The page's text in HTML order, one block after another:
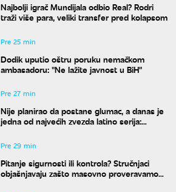
Najbolji igrač Mundijala odbio Real? Rodri
traži više para, veliki transfer pred kolapsom
Pre 25 min
Dodik uputio oštru poruku nemačkom
ambasadoru: "Ne lažite javnost u BiH"
Pre 27 min
Nije planirao da postane glumac, a danas je
jedna od najvećih zvezda latino serija:
Pre 29 min
Pitanje sigurnosti ili kontrola? Stručnjaci
objašnjavaju zašto masovno proveravamo